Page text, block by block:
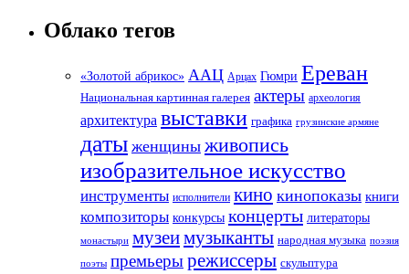
Облако тегов
«Золотой абрикос» ААЦ Арцах Гюмри Ереван
Национальная картинная галерея актеры археология
архитектура выставки графика грузинские армяне
даты женщины живопись
изобразительное искусство
инструменты исполнители кино кинопоказы книги
композиторы конкурсы концерты литераторы
монастыри музеимузыканты народная музыка поэзия
поэты премьерырежиссеры скульптура